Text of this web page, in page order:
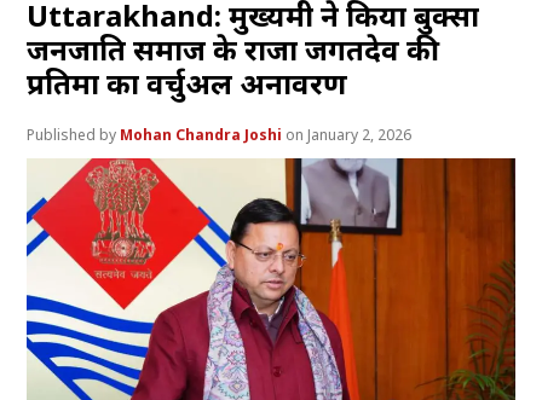
Uttarakhand: मुख्यमंत्री ने किया बुक्सा
जनजाति समाज के राजा जगतदेव की
प्रतिमा का वर्चुअल अनावरण
Mohan Chandra Joshi January 2, 2026